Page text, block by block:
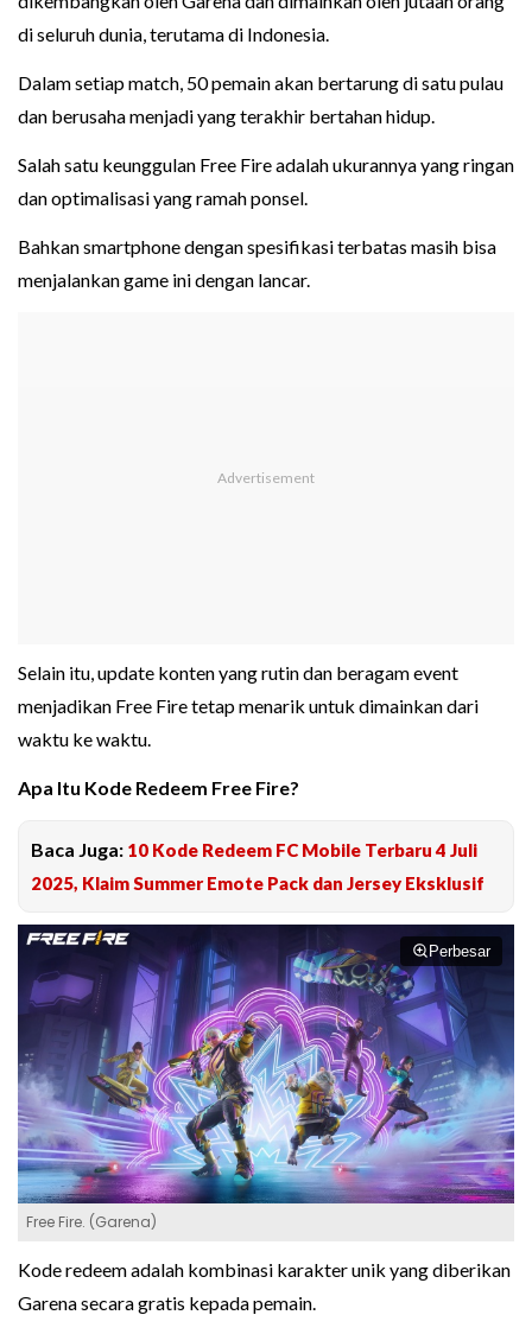
di seluruh dunia, terutama di Indonesia.
Dalam setiap match, 50 pemain akan bertarung di satu pulau
dan berusaha menjadi yang terakhir bertahan hidup.
Salah satu keunggulan Free Fire adalah ukurannya yang ringan
dan optimalisasi yang ramah ponsel.
Bahkan smartphone dengan spesifikasi terbatas masih bisa
menjalankan game ini dengan lancar.
Selain itu, update konten yang rutin dan beragam event
menjadikan Free Fire tetap menarik untuk dimainkan dari
waktu ke waktu.
Apa Itu Kode Redeem Free Fire?
Baca Juga: 10 Kode Redeem FC Mobile Terbaru 4 Juli
2025, Klaim Summer Emote Pack dan Jersey Eksklusif
Perbesar
Free Fire. (Garena)
Kode redeem adalah kombinasi karakter unik yang diberikan
Garena secara gratis kepada pemain.